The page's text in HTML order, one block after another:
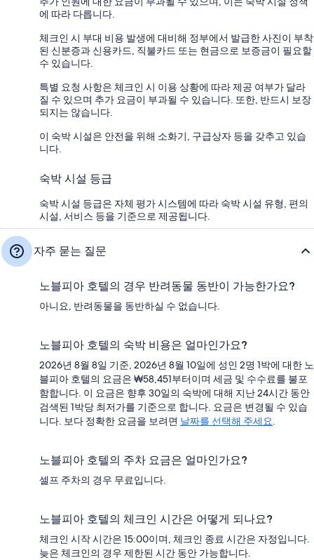
에 따라 다릅니다.
체크인 시 부대 비용 발생에 대비해 정부에서 발급한 사진이 부착
된 신분증과 신용카드, 직불카드 또는 현금으로 보증금이 필요할
수 있습니다.
특별 요청 사항은 체크인 시 이용 상황에 따라 제공 여부가 달라
질 수 있으며 추가 요금이 부과될 수 있습니다. 또한, 반드시 보장
되지는 않습니다.
이 숙박 시설은 안전을 위해 소화기, 구급상자 등을 갖추고 있습
니다.
숙박 시설 등급
숙박 시설 등급은 자체 평가 시스템에 따라 숙박 시설 유형, 편의
시설, 서비스 등을 기준으로 제공됩니다.
자주 묻는 질문
노블피아 호텔의 경우 반려동물 동반이 가능한가요?
아니요, 반려동물을 동반하실 수 없습니다.
노블피아 호텔의 숙박 비용은 얼마인가요?
2026년 8월 8일 기준, 2026년 8월 10일에 성인 2명 1박에 대한 노
블피아 호텔의 요금은 ₩58,451부터이며 세금 및 수수료를 불포
함합니다. 이 요금은 향후 30일의 숙박에 대해 지난 24시간 동안
검색된 1박당 최저가를 기준으로 합니다. 요금은 변경될 수 있습
니다. 보다 정확한 요금을 보려면 날짜를 선택해 주세요
노블피아 호텔의 주차 요금은 얼마인가요?
셀프 주차의 경우 무료입니다.
노블피아 호텔의 체크인 시간은 어떻게 되나요?
체크인 시작 시간은 15:00이며, 체크인 종료 시간은 자정입니다.
늦은 체크인의 경우 제한된 시간 동안 가능합니다.